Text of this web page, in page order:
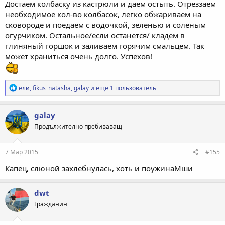
Достаем колбаску из кастрюли и даем остыть. Отреззаем
необходимое кол-во колбасок, легко обжариваем на
сковороде и поедаем с водочкой, зеленью и соленым
огурчиком. Остальное/если останется/ кладем в
глиняный горшок и заливаем горячим смальцем. Так
может храниться очень долго. Успехов!
Р
е
а
к
ц
и
и
:
ели,fikus_natasha,galay и еще 1 пользователь
galay
Продължително пребиваващ
7 Мар 2015 #155
Капец, слюной захлебнулась, хоть и поужинаМши
dwt
Гражданин